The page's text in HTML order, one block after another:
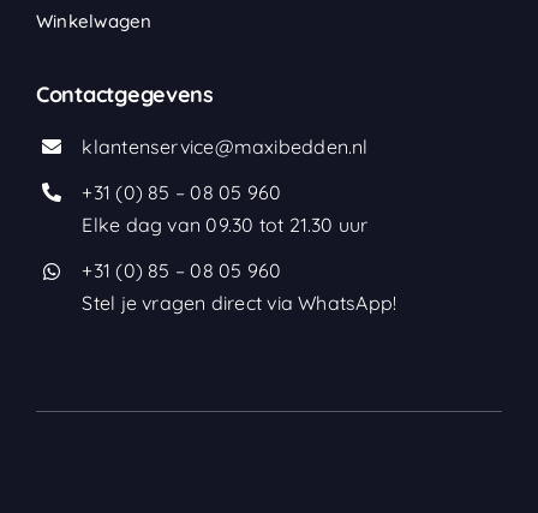
Winkelwagen
Contactgegevens
klantenservice@maxibedden.nl
+31 (0) 85 – 08 05 960
Elke dag van 09.30 tot 21.30 uur
+31 (0) 85 – 08 05 960
Stel je vragen direct via WhatsApp!